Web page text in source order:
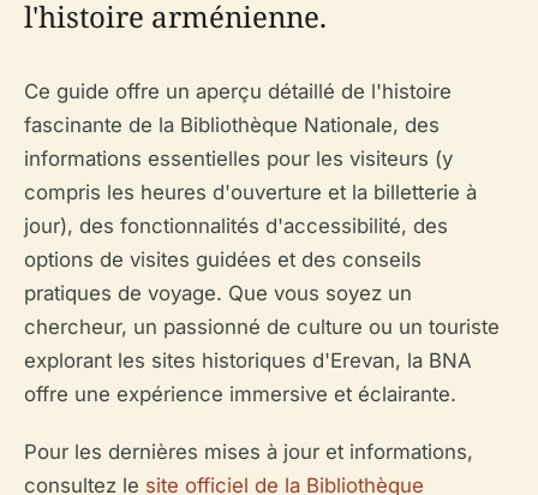
l'histoire arménienne.
Ce guide offre un aperçu détaillé de l'histoire
fascinante de la Bibliothèque Nationale, des
informations essentielles pour les visiteurs (y
compris les heures d'ouverture et la billetterie à
jour), des fonctionnalités d'accessibilité, des
options de visites guidées et des conseils
pratiques de voyage. Que vous soyez un
chercheur, un passionné de culture ou un touriste
explorant les sites historiques d'Erevan, la BNA
offre une expérience immersive et éclairante.
Pour les dernières mises à jour et informations,
consultez le site officiel de la Bibliothèque